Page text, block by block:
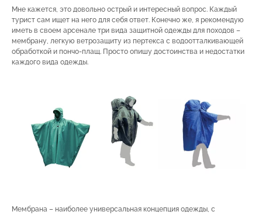
Мне кажется, это довольно острый и интересный вопрос. Каждый
турист сам ищет на него для себя ответ. Конечно же, я рекомендую
иметь в своем арсенале три вида защитной одежды для походов –
мембрану, легкую ветрозащиту из пертекса с водоотталкивающей
обработкой и пончо-плащ. Просто опишу достоинства и недостатки
каждого вида одежды.
Мембрана – наиболее универсальная концепция одежды, с